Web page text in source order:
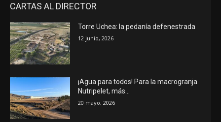
CARTAS AL DIRECTOR
Torre Uchea: la pedanía defenestrada
12 junio, 2026
¡Agua para todos! Para la macrogranja
Nutripelet, más…
20 mayo, 2026